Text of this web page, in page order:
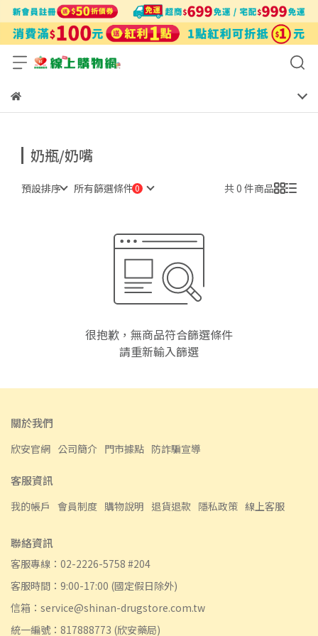
奶瓶/奶嘴
預設排序 所有篩選條件 共 0 件商品
很抱歉，無商品符合篩選條件
請重新輸入篩選
關於我們
欣安官網 公司簡介 門市據點 防詐騙宣導
客服資訊
我的帳戶 會員制度 購物說明 退貨退款 隱私政策 線上客服
聯絡資訊
客服專線：02-2226-5758 #204
客服時間：9:00-17:00 (國定假日除外)
信箱：service@shinan-drugstore.com.tw
統一編號：817888773 (欣安藥局)